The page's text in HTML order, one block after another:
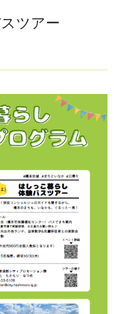
ツアー